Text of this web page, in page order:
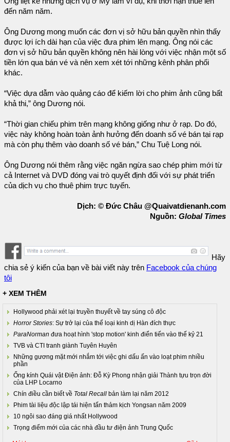
đến năm năm.
Ông Dương mong muốn các đơn vị sở hữu bản quyền nhìn thấy
được lợi ích dài hạn của việc đưa phim lên mạng. Ông nói các
đơn vị sở hữu bản quyền không nên hài lòng với việc nhận một số
tiền lớn qua bán vé và nên xem xét tới những kênh phân phối
khác.
“Việc dựa dẫm vào quảng cáo để kiếm lời cho phim ảnh cũng bất
khả thi,” ông Dương nói.
“Thời gian chiếu phim trên mạng không giống như ở rạp. Do đó,
việc này không hoàn toàn ảnh hưởng đến doanh số vé bán tại rạp
mà còn phụ thêm vào doanh số vé bán,” Chu Tuệ Long nói.
Ông Dương nói thêm rằng việc ngăn ngừa sao chép phim mới từ
cả Internet và DVD đóng vai trò quyết định đối với sự phát triển
của dịch vụ cho thuê phim trực tuyến.
Dịch: © Đức Châu @Quaivatdienanh.com
Nguồn: Global Times
Hãy
chia sẻ ý kiến của bạn về bài viết này trên Facebook của chúng
tôi
+ XEM THÊM
Hollywood phải xét lại truyền thuyết về tay súng cô độc
Horror Stories: Sự trở lại của thể loại kinh dị Hàn đích thực
ParaNorman đưa hoạt hình 'stop motion' kinh điển tiến vào thế kỷ 21
TVB và CTI tranh giành Tuyên Huyên
Những gương mặt mới nhắm tới việc ghi dấu ấn vào loạt phim nhiều
phần
Ống kính Quái vật Điện ảnh: Đỗ Kỳ Phong nhận giải Thành tựu trọn đời
của LHP Locarno
Chín điều cần biết về Total Recall bản làm lại năm 2012
Phim tài liệu độc lập tái hiện tấn thảm kịch Yongsan năm 2009
10 ngôi sao đáng giá nhất Hollywood
Trọng điểm mới của các nhà đầu tư điện ảnh Trung Quốc